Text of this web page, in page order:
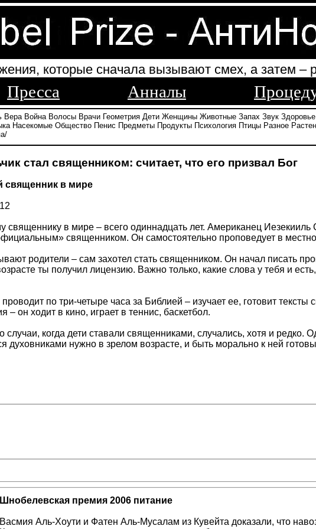
которые сначала вызывают смех, а затем –
Пресса Анналы
Вера Война Волосы Врачи Геометрия Дети Женщины Животные Запах Звук Здоровье
Насекомые Общество Пенис Предметы Продукты Психология Птицы Разное
стал священником: считает, что его призвал Бог
священник в мире
священнику в мире – всего одиннадцать лет. Американец
священником. Он самостоятельно проповедует в
родители – сам захотел стать священником. Он начал писать
ты получил лицензию. Важно только, какие слова у тебя и
по три-четыре часа за Библией – изучает ее, готовит
– он ходит в кино, играет в теннис, баскетбол.
случаи, когда дети ставали священниками, случались, хотя и
духовниками нужно в зрелом возрасте, и быть морально к ней
Шнобелевская премия 2006 питание
Васмия Аль-Хоути и Фатен Аль-Мусалам из Кувейта доказали, что